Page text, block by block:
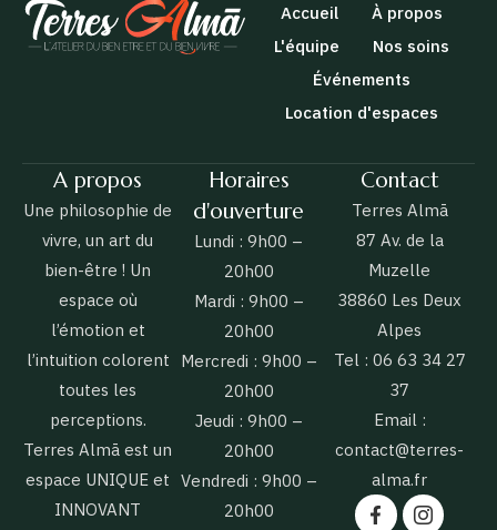
Accueil
À propos
L'équipe
Nos soins
Événements
Location d'espaces
A propos
Une philosophie de
vivre, un art du
bien-être ! Un
espace où
l’émotion et
l’intuition colorent
toutes les
perceptions.
Terres Almā est un
espace UNIQUE et
INNOVANT
Horaires
d'ouverture
Lundi : 9h00 –
20h00
Mardi : 9h00 –
20h00
Mercredi : 9h00 –
20h00
Jeudi : 9h00 –
20h00
Vendredi : 9h00 –
20h00
Contact
Terres Almā
87 Av. de la
Muzelle
38860 Les Deux
Alpes
Tel : 06 63 34 27
37
Email :
contact@terres-
alma.fr